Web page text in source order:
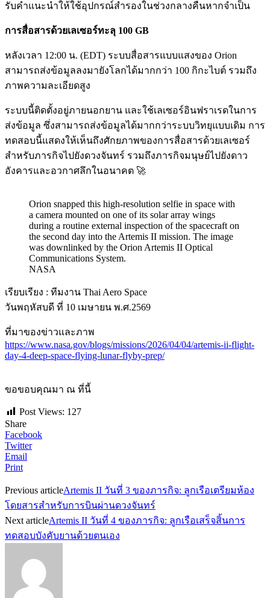
รับคำแนะนำให้ใช้อุปกรณ์สำรองในช่วงกลางคืนหากจำเป็น
การสื่อสารด้วยเลเซอร์ทะลุ 100 GB
หลังเวลา 12:00 น. (EDT) ระบบสื่อสารแบบแสงของ Orion
สามารถส่งข้อมูลลงมายังโลกได้มากกว่า 100 กิกะไบต์ รวมถึง
ภาพความละเอียดสูง
ระบบนี้ติดตั้งอยู่ภายนอกยาน และใช้เลเซอร์อินฟราเรดในการ
ส่งข้อมูล ซึ่งสามารถส่งข้อมูลได้มากกว่าระบบวิทยุแบบเดิม การ
ทดสอบนี้แสดงให้เห็นถึงศักยภาพของการสื่อสารด้วยเลเซอร์
สำหรับภารกิจไปยังดวงจันทร์ รวมถึงภารกิจมนุษย์ไปยังดาว
อังคารและอวกาศลึกในอนาคต 🚀
Orion snapped this high-resolution selfie in space with
a camera mounted on one of its solar array wings
during a routine external inspection of the spacecraft on
the second day into the Artemis II mission. The image
was downlinked by the Orion Artemis II Optical
Communications System.
NASA
เรียบเรียง : ทีมงาน Thai Aero Space
วันพฤหัสบดี ที่ 10 เมษายน พ.ศ.2569
ที่มาของข่าวและภาพ
https://www.nasa.gov/blogs/missions/2026/04/04/artemis-ii-flight-
day-4-deep-space-flying-lunar-flyby-prep/
ขอขอบคุณมา ณ ที่นี้
Post Views: 127
Share
Facebook
Twitter
Email
Print
Previous articleArtemis II วันที่ 3 ของภารกิจ: ลูกเรือเตรียมห้อง
โดยสารสำหรับการบินผ่านดวงจันทร์
Next articleArtemis II วันที่ 4 ของภารกิจ: ลูกเรือเสร็จสิ้นการ
ทดสอบบังคับยานด้วยตนเอง